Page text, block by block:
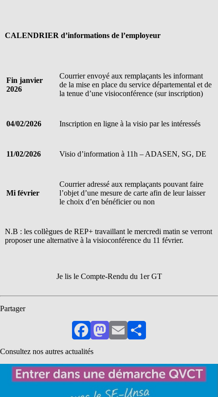
CALENDRIER d’informations de l’employeur
Fin janvier
2026
Courrier envoyé aux remplaçants les informant
de la mise en place du service départemental et de
la tenue d’une visioconférence (sur inscription)
04/02/2026 Inscription en ligne à la visio par les intéressés
11/02/2026 Visio d’information à 11h – ADASEN, SG, DE
Mi février
Courrier adressé aux remplaçants pouvant faire
l’objet d’une mesure de carte afin de leur laisser
le choix d’en bénéficier ou non
N.B : les collègues de REP+ travaillant le mercredi matin se verront
proposer une alternative à la visioconférence du 11 février.
Je lis le Compte-Rendu du 1er GT
Partager
FacebookMastodon
EmailPartager
Consultez nos autres actualités